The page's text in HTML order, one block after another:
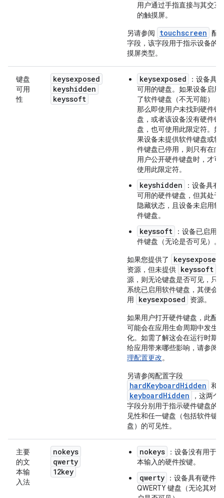
用户通过手指直接与其交互
的触摸屏。
另请参阅
touchscreen 配
字段，该字段用于指示设备的
摸屏类型。
键盘
可用
性
keysexposed
keyshidden
keyssoft
keysexposed
：设备具有
可用的键盘。如果设备启用
了软件键盘（不无可能），
那么即使用户未找到硬件键
盘，或者该设备没有硬件键
盘，也可使用此限定符。 如
果设备未提供软件键盘或软
件键盘已停用，则只有在向
用户公开硬件键盘时，才可
使用此限定符。
keyshidden
：设备具有
可用的硬件键盘，但其处于
隐藏状态，且设备未启用软
件键盘。
keyssoft
：设备已启用软
件键盘（无论是否可见）。
如果您提供了
keysexposed
资源，但未提供 keyssoft
源，则无论键盘是否可见，只
系统已启用软件键盘，其便会
用
keysexposed
资源。
如果用户打开硬件键盘，此配
可能会在应用生命周期中发生
化。如需了解这会在运行时期
给应用带来哪些影响，请参阅
理配置更改。
另请参阅配置字段
hardKeyboardHidden 和
keyboardHidden
，这两个
字段分别用于指示硬件键盘的
见性和任一键盘（包括软件键
盘）的可见性。
主要
的文
本输
入法
nokeys
qwerty
12key
nokeys
：设备没有用于文
本输入的硬件按键。
qwerty
：设备具有硬件
QWERTY 键盘（无论其对用